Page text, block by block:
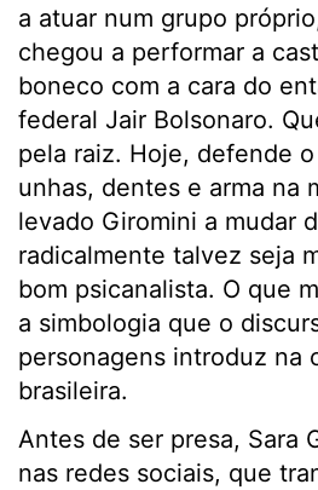
a atuar num grupo
chegou a performar a
boneco com a cara do
federal Jair Bolsonaro.
pela raiz. Hoje, defende
unhas, dentes e arma na
levado Giromini a mudar
radicalmente talvez seja
bom psicanalista. O que
a simbologia que o
personagens introduz na
brasileira.
Antes de ser presa, Sara
nas redes sociais, que